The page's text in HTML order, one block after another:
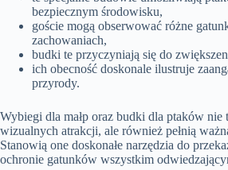
bezpiecznym środowisku,
goście mogą obserwować różne
zachowaniach,
budki te przyczyniają się do
ich obecność doskonale ilustruje
przyrody.
Wybiegi dla małp oraz budki dla ptaków nie
wizualnych atrakcji, ale również pełnią
Stanowią one doskonałe narzędzia do
ochronie gatunków wszystkim